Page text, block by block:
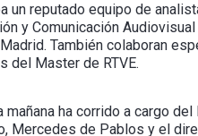
un reputado equipo de
y Comunicación
También colaboran
del Master de RTVE.
mañana ha corrido a cargo
Mercedes de Pablos y el